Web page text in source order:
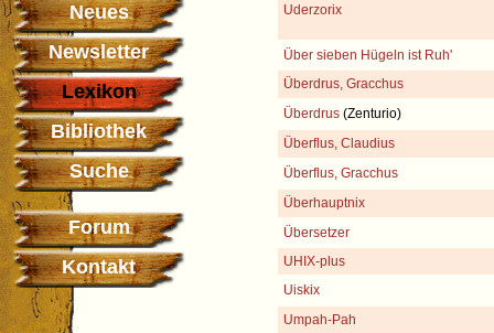
Neues
Newsletter
Lexikon
Bibliothek
Suche
Forum
Kontakt
Uderzorix
Über sieben Hügeln ist Ruh'
Überdrus, Gracchus
Überdrus (Zenturio)
Überflus, Claudius
Überflus, Gracchus
Überhauptnix
Übersetzer
UHIX-plus
Uiskix
Umpah-Pah